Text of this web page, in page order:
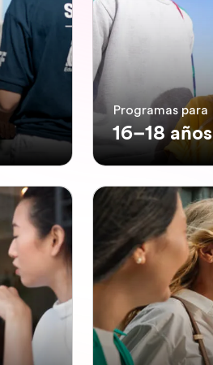
Programas para
16–18 años